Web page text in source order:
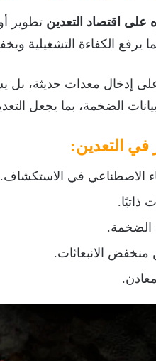
على اقتصاد التعدين تطوير
يرفع الكفاءة التشغيلية
على إدخال معدات حديثة، بل
الضخمة، بما يجعل
في التعدين:
الاصطناعي في الاستكشاف.
ذاتيًا.
الضخمة.
منخفض الانبعاثات.